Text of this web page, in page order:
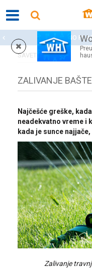
SIGURNO PLAĆANJE
SAVETI
ZALIVANJE BAŠTE
Najčešće greške,
neadekvatno vreme i
kada je sunce
Zalivanje